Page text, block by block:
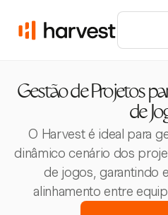
Gestão de Projetos
de
O Harvest é ideal para
dinâmico cenário dos
de jogos, garantindo
alinhamento entre